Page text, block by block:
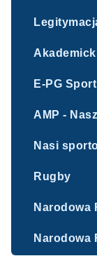
E-PG Sport
AMP -
Nasi
Rugby
Narodowa
Narodowa